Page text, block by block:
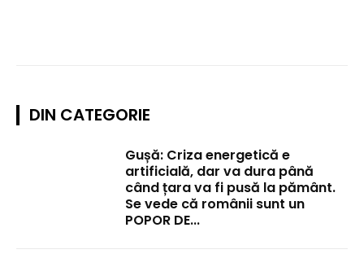
DIN CATEGORIE
Gușă: Criza energetică e
artificială, dar va dura până
când țara va fi pusă la pământ.
Se vede că românii sunt un
POPOR DE...